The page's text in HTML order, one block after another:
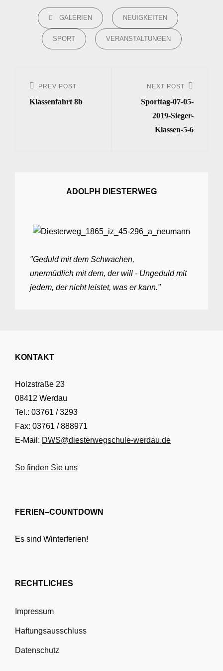
CATEGORIES
GALERIEN NEUIGKEITEN
SPORT VERANSTALTUNGEN
Navigation
Previous
Post
PREV POST
Klassenfahrt 8b
Post
NEXT POST
Sporttag-07-05-
2019-Sieger-
Klassen-5-6
ADOLPH DIESTERWEG
"Geduld mit dem Schwachen,
unermüdlich mit dem, der will - Ungeduld mit
jedem, der nicht leistet, was er kann."
KONTAKT
Holzstraße 23
08412 Werdau
Tel.: 03761 / 3293
Fax: 03761 / 888971
E-Mail: DWS@diesterwegschule-werdau.de
So finden Sie uns
FERIEN–COUNTDOWN
Es sind Winterferien!
RECHTLICHES
Impressum
Haftungsausschluss
Datenschutz